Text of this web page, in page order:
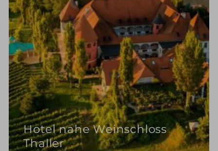
Hotel nahe Weinschloss
Thaller